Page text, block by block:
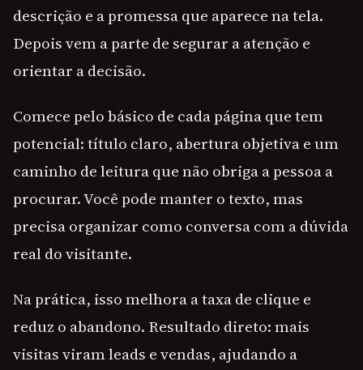
descrição e a promessa que aparece na tela.
Depois vem a parte de segurar a atenção e
orientar a decisão.
Comece pelo básico de cada página que tem
potencial: título claro, abertura objetiva e um
caminho de leitura que não obriga a pessoa a
procurar. Você pode manter o texto, mas
precisa organizar como conversa com a dúvida
real do visitante.
Na prática, isso melhora a taxa de clique e
reduz o abandono. Resultado direto: mais
visitas viram leads e vendas, ajudando a